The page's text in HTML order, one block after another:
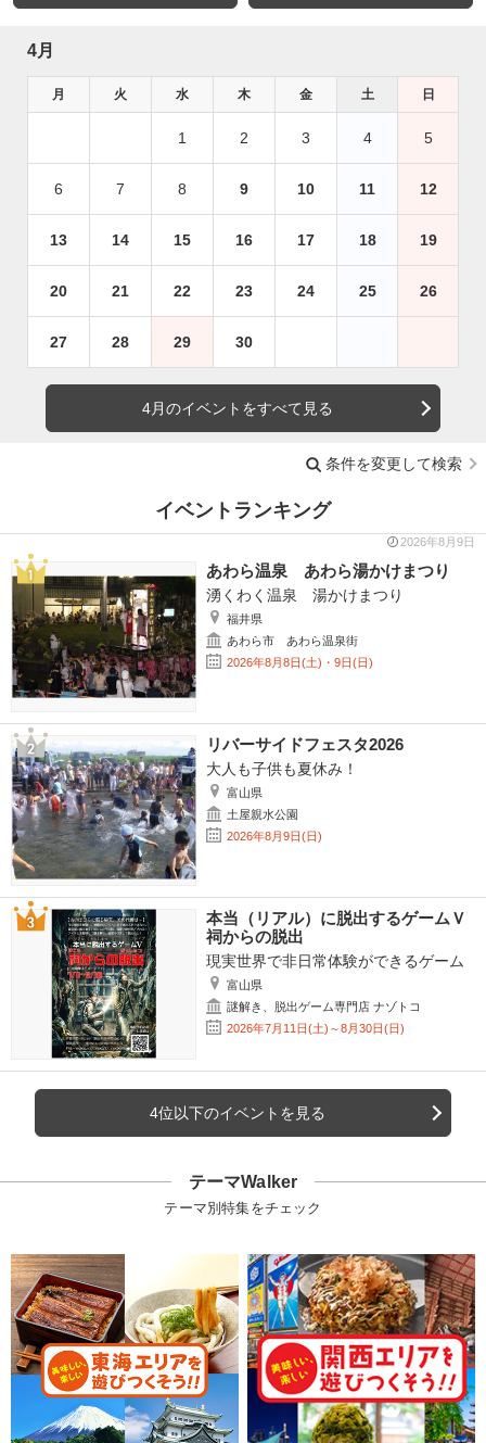
4月
月 火 水 木 金 土 日
1 2 3 4 5
6 7 8 9 10 11 12
13 14 15 16 17 18 19
20 21 22 23 24 25 26
27 28 29 30
4月のイベントをすべて見る
条件を変更して検索
イベントランキング
2026年8月9日
あわら温泉 あわら湯かけまつり
湧くわく温泉 湯かけまつり
福井県
あわら市 あわら温泉街
2026年8月8日(土)・9日(日)
リバーサイドフェスタ2026
大人も子供も夏休み！
富山県
土屋親水公園
2026年8月9日(日)
本当（リアル）に脱出するゲームＶ
祠からの脱出
現実世界で非日常体験ができるゲーム
富山県
謎解き、脱出ゲーム専門店 ナゾトコ
2026年7月11日(土)～8月30日(日)
4位以下のイベントを見る
テーマWalker
テーマ別特集をチェック